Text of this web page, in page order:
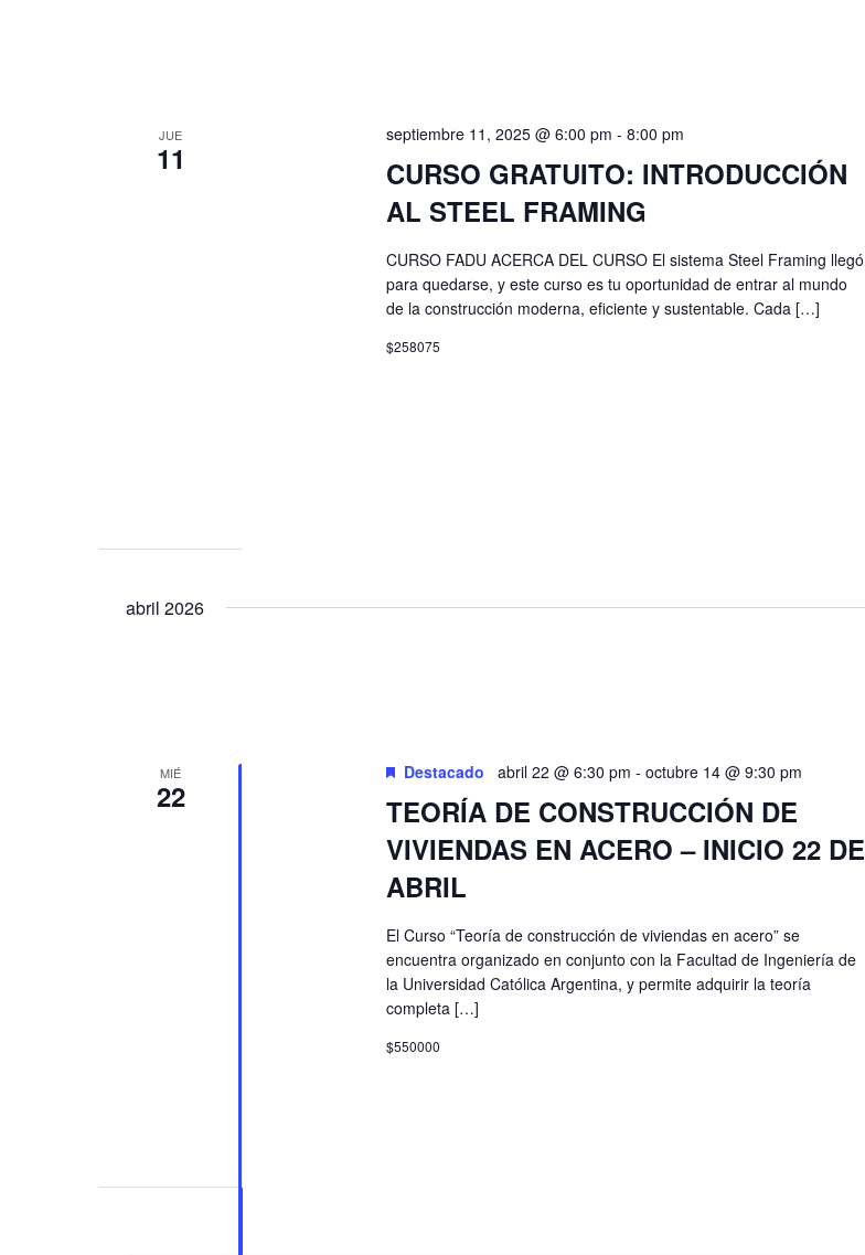
JUE
11
septiembre 11, 2025 @ 6:00 pm -8:00 pm
CURSO GRATUITO: INTRODUCCIÓN
AL STEEL FRAMING
CURSO FADU ACERCA DEL CURSO El sistema Steel Framing llegó
para quedarse, y este curso es tu oportunidad de entrar al mundo
de la construcción moderna, eficiente y sustentable. Cada […]
$258075
abril 2026
MIÉ
22
Destacado abril 22 @ 6:30 pm -octubre 14 @ 9:30 pm
TEORÍA DE CONSTRUCCIÓN DE
VIVIENDAS EN ACERO – INICIO 22 DE
ABRIL
El Curso “Teoría de construcción de viviendas en acero” se
encuentra organizado en conjunto con la Facultad de Ingeniería de
la Universidad Católica Argentina, y permite adquirir la teoría
completa […]
$550000